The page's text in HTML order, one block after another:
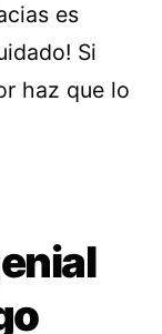
es
Si
haz que lo